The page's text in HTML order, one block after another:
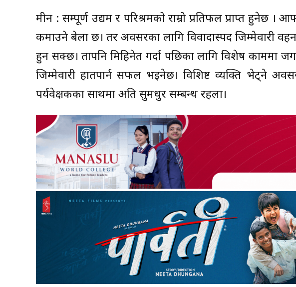
मीन : सम्पूर्ण उद्यम र परिश्रमको राम्रो प्रतिफल प्राप्त हुनेछ ।
कमाउने बेला छ। तर अवसरका लागि विवादास्पद जिम्मेवारी वहन
हुन सक्छ। तापनि मिहिनेत गर्दा पछिका लागि विशेष काममा
जिम्मेवारी हातपार्न सफल भइनेछ। विशिष्ट व्यक्ति भेट्ने
पर्यवेक्षकका साथमा अति सुमधुर सम्बन्ध रहला।